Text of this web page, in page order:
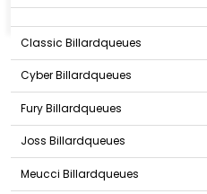
Classic Billardqueues
Cyber Billardqueues
Fury Billardqueues
Joss Billardqueues
Meucci Billardqueues